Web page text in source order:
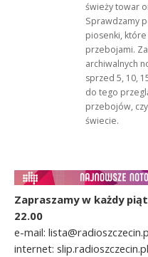
świeży towar
Sprawdzamy
piosenki, które
przebojami.
archiwalnych
sprzed 5, 10,
do tego
przebojów,
świecie.
Zapraszamy w każdy
22.00
e-mail:
internet: slip.radioszczecin.pl